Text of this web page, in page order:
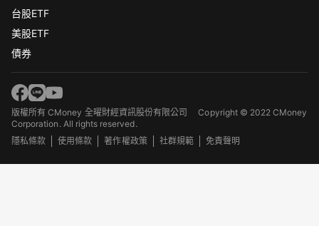
台股ETF
美股ETF
債券
版權所有 CMoney 全曜財經資訊股份有限公司Copyright © 2022 CMoney
Corporation. All rights reserved.
隱私條款
使用條款 著作權政策 社群規範 免責聲明